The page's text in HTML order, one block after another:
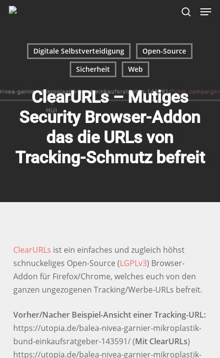
Skip
content Digitale Selbstverteidigung
Open-Source
Sicherheit
Web
ClearURLs – Mutiges
Security Browser-Addon
das die URLs von
Tracking-Schmutz befreit
ClearURLs ist ein einfaches und zugleich höhst
schnuckeliges Open-Source (LGPLv3) Browser-
Addon für Firefox/Chrome, welches euch von den
ganzen ungezogenen Tracking/Werbe-URLs befreit.
Vorher/Nacher Beispiel-Ansicht einer Tracking-URL:
https://utopia.de/balea-nivea-garnier-mikroplastik-
bund-einkaufsratgeber-143591/ (Mit ClearURLs)
https://utopia.de/balea-nivea-garnier-mikroplastik-
Menu